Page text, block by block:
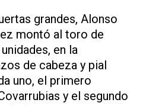
grandes, Alonso
montó al toro de
en la
de cabeza y pial
uno, el primero
y el segundo